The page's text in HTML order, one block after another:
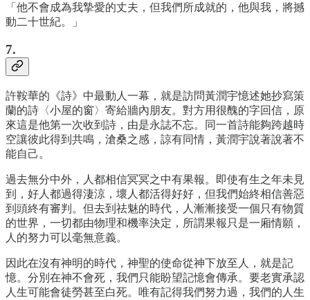
「他不會成為我摯愛的丈夫，但我們所成就的，他與我，將撼
動二十世紀。」
7.
許鞍華的《詩》中最動人一幕，就是訪問黃潤宇憶述她抄寫策
蘭的詩〈小屋的窗〉寄給牆內朋友。對方用很醜的字回信，原
來這是他第一次收到詩，由是永誌不忘。同一首詩能夠跨越時
空讓彼此得到共鳴，滄桑之感，諒有同情，黃潤宇說著說著不
能自己。
過去無分中外，人都相信冥冥之中有果報。即使有生之年未見
到，好人都過得淒涼，壞人都活得好好，但我們始終相信善惡
到頭終有審判。但去到祛魅的時代，人漸漸接受一個只有物質
的世界，一切都由物理和機率決定，所謂果報只是一廂情願，
人的努力可以毫無意義。
因此在沒有神明的時代，神聖的使命從神下放至人，就是記
憶。分別在神不會死，我們只能盼望記憶會傳承。要老實承認
人生可能會徒勞甚至白死。唯有記得我們努力過，我們的人生